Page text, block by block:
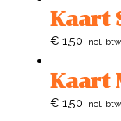
Kaart
€ 1,50 incl. btw
Kaart
€ 1,50 incl. btw